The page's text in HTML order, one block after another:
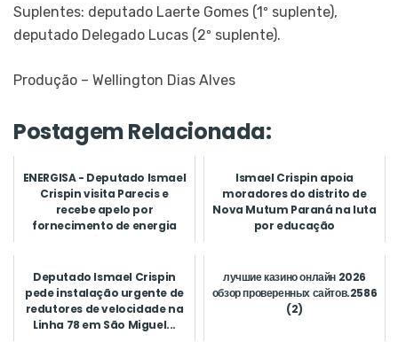
Suplentes: deputado Laerte Gomes (1º suplente),
deputado Delegado Lucas (2º suplente).
Produção – Wellington Dias Alves
Postagem Relacionada:
ENERGISA - Deputado Ismael
Crispin visita Parecis e
recebe apelo por
fornecimento de energia
Ismael Crispin apoia
moradores do distrito de
Nova Mutum Paraná na luta
por educação
Deputado Ismael Crispin
pede instalação urgente de
redutores de velocidade na
Linha 78 em São Miguel...
лучшие казино онлайн 2026
обзор проверенных сайтов.2586
(2)